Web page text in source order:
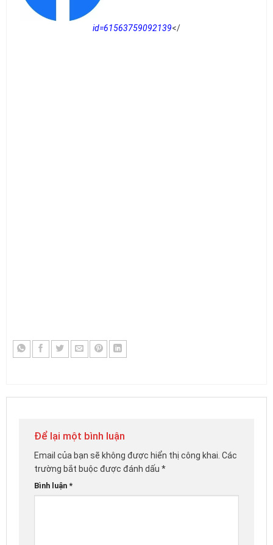
id=61563759092139</
Để lại một bình luận
Email của bạn sẽ không được hiển thị công khai. Các
trường bắt buộc được đánh dấu *
Bình luận *